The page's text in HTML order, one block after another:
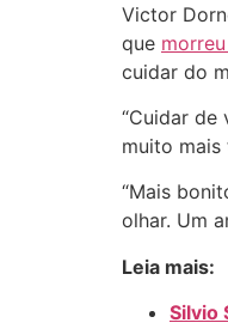
Victor
que
cuidar do
“Cuidar de
muito
“Mais
olhar. Um
Leia mais:
Silvio